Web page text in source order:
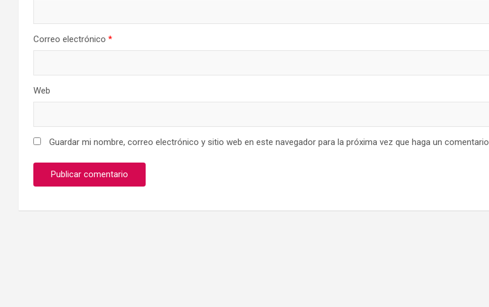
Correo electrónico *
Web
Guardar mi nombre, correo electrónico y sitio web en este navegador para la próxima vez que haga un comentario.